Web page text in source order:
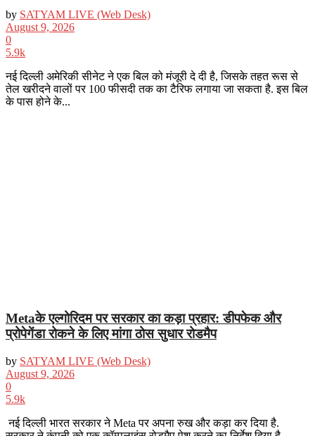
by SATYAM LIVE (Web Desk)
August 9, 2026
0
5.9k
नई दिल्‍ली अमेरिकी सीनेट ने एक बिल को मंजूरी दे दी है, जिसके तहत रूस से
तेल खरीदने वालों पर 100 फीसदी तक का टैरिफ लगाया जा सकता है. इस बिल
के पास होने के...
Metaके एल्गोरिदम पर सरकार का कड़ा प्रहार: डीपफेक और
प्रोपेगेंडा रोकने के लिए मांगा ठोस सुधार रोडमैप
by SATYAM LIVE (Web Desk)
August 9, 2026
0
5.9k
नई दिल्ली भारत सरकार ने Meta पर अपना रुख और कड़ा कर दिया है.